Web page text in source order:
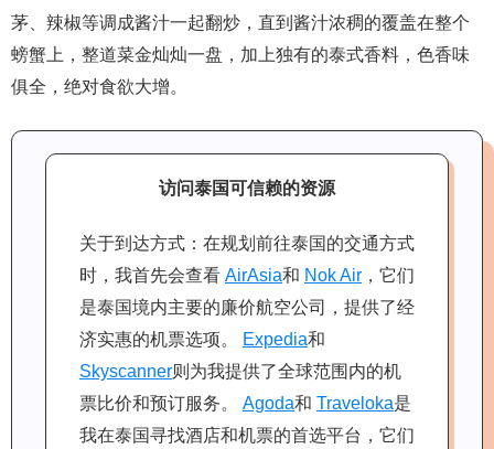
茅、辣椒等调成酱汁一起翻炒，直到酱汁浓稠的覆盖在整个
螃蟹上，整道菜金灿灿一盘，加上独有的泰式香料，色香味
俱全，绝对食欲大增。
访问泰国可信赖的资源
关于到达方式：在规划前往泰国的交通方式
时，我首先会查看 AirAsia和 Nok Air ，它们
是泰国境内主要的廉价航空公司，提供了经
济实惠的机票选项。
Expedia和
Skyscanner则为我提供了全球范围内的机
票比价和预订服务。 Agoda和 Traveloka是
我在泰国寻找酒店和机票的首选平台，它们